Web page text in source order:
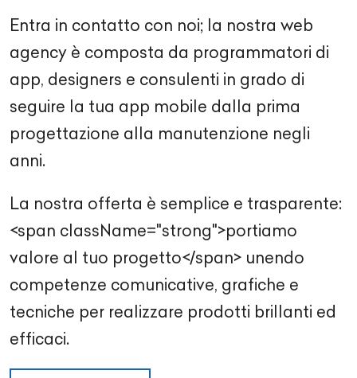
Entra in contatto con noi; la nostra web
agency è composta da programmatori di
app, designers e consulenti in grado di
seguire la tua app mobile dalla prima
progettazione alla manutenzione negli
anni.
La nostra offerta è semplice e trasparente:
<span className="strong">portiamo
valore al tuo progetto</span> unendo
competenze comunicative, grafiche e
tecniche per realizzare prodotti brillanti ed
efficaci.